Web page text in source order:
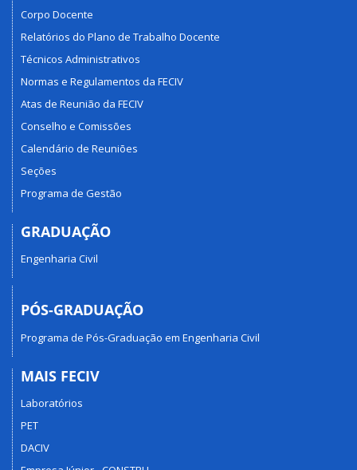
Corpo Docente
Relatórios do Plano de Trabalho Docente
Técnicos Administrativos
Normas e Regulamentos da FECIV
Atas de Reunião da FECIV
Conselho e Comissões
Calendário de Reuniões
Seções
Programa de Gestão
GRADUAÇÃO
Engenharia Civil
PÓS-GRADUAÇÃO
Programa de Pós-Graduação em Engenharia Civil
MAIS FECIV
Laboratórios
PET
DACIV